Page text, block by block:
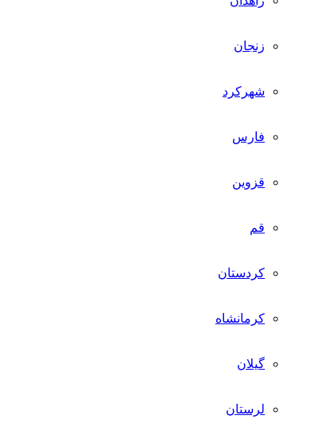
زنجان
شهرکرد
فارس
قزوین
قم
کردستان
کرمانشاه
گیلان
لرستان